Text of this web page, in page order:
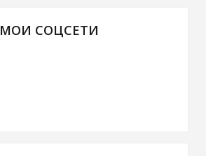
МОИ СОЦСЕТИ